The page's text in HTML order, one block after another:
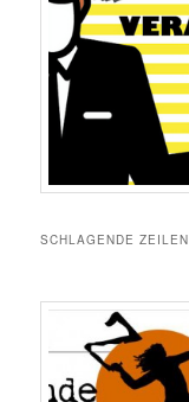
SCHLAGENDE ZEILEN